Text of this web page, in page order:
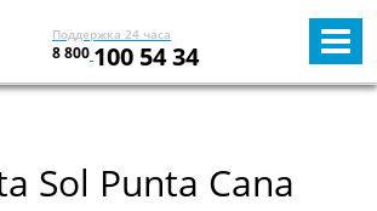
Поддержка 24 часа
8 800 100 54 34
Sol Punta Cana